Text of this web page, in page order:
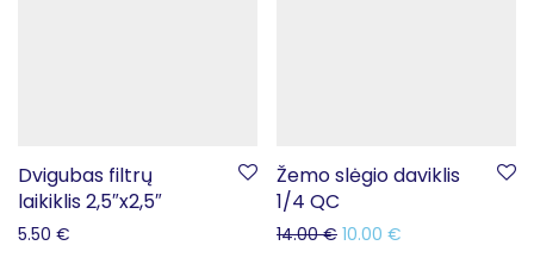
Dvigubas filtrų
laikiklis 2,5″x2,5″
5.50 €
Žemo slėgio daviklis
1/4 QC
14.00€ 10.00 €